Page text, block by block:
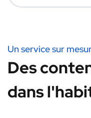
Un service sur
Des
dans